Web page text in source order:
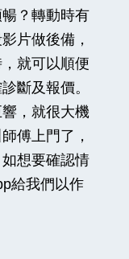
？轉動時有
片做後備，
就可以順便
斷及報價。
，就很大機
傅上門了，
想要確認情
給我們以作